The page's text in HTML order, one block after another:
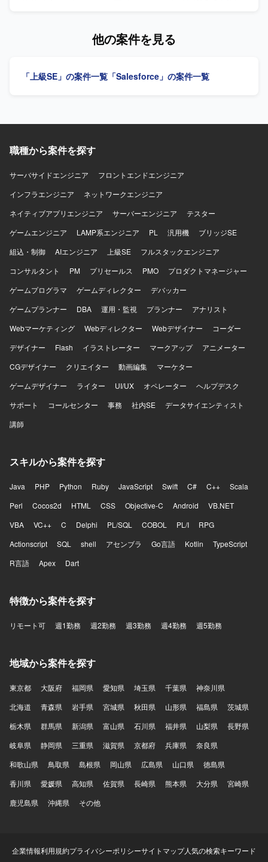
（ServiceCloud, SalesCloud, Classic環境など）に関わるこ
から開発までのスキルをバランスよく高めることができま
境）、Apex、Visualforce、AccountEngagement（旧
ら進んでコミュニケーションを図りながら要件調整ができ
ただける方にマッチするポジションです。 【ポジションの
工程を経験できるため、上流工程スキルや折衝力の向上も
クフロー基盤上での開発環境となります。
他の案件を見る
「上級SE」の案件一覧 「Salesforce」の案件一覧
職種から案件を探す
サーバサイドエンジニア
フロントエンドエンジニア
インフラエンジニア
ネットワークエンジニア
ネイティブアプリエンジニア
サーバーエンジニア
テスター
ゲームエンジニア
LAMP系エンジニア PL 汎用機
ブリッジSE
組込・制御
AIエンジニア 上級SE
フルスタックエンジニア
コンサルタント
PM プリセールス PMO
プロダクトマネージャー
ゲームプログラマ
ゲームディレクター
デバッカー
ゲームプランナー
DBA 運用・監視 プランナー
アナリスト
Webマーケティング
Webディレクター Webデザイナー
コーダー
デザイナー
Flash イラストレーター マークアップ
アニメーター
CGデザイナー
クリエイター 動画編集
マーケター
ゲームデザイナー
ライター UI/UX オペレーター
ヘルプデスク
サポート
コールセンター 事務 社内SE
データサイエンティスト
講師
スキルから案件を探す
Java PHP Python Ruby JavaScript Swift C# C++
Scala
Perl
Cocos2d HTML CSS Objective-C Android
VB.NET
VBA
VC++ C Delphi PL/SQL COBOL PL/I
RPG
Actionscript
SQL shell アセンブラ Go言語 Kotlin
TypeScript
R言語
Apex Dart
特徴から案件を探す
リモート可 週1勤務 週2勤務 週3勤務 週4勤務 週5勤務
地域から案件を探す
東京都 大阪府 福岡県 愛知県 埼玉県 千葉県
神奈川県
北海道
青森県 岩手県 宮城県 秋田県 山形県 福島県
茨城県
栃木県
群馬県 新潟県 富山県 石川県 福井県 山梨県
長野県
岐阜県
静岡県 三重県 滋賀県 京都府 兵庫県
奈良県
和歌山県
鳥取県 島根県 岡山県 広島県 山口県
徳島県
香川県
愛媛県 高知県 佐賀県 長崎県 熊本県 大分県
宮崎県
鹿児島県
沖縄県 その他
企業情報利用規約プライバシーポリシーサイトマップ人気の検索キーワード